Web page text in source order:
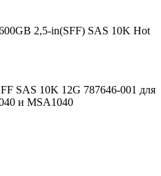
2,5-in(SFF) SAS 10K Hot
SAS 10K 12G 787646-001 для
и MSA1040